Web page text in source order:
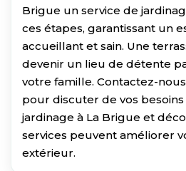
Brigue un service de
ces étapes, garantissant un
accueillant et sain. Une
devenir un lieu de détente
votre famille. Contactez-
pour discuter de vos
jardinage à La Brigue et
services peuvent améliorer
extérieur.